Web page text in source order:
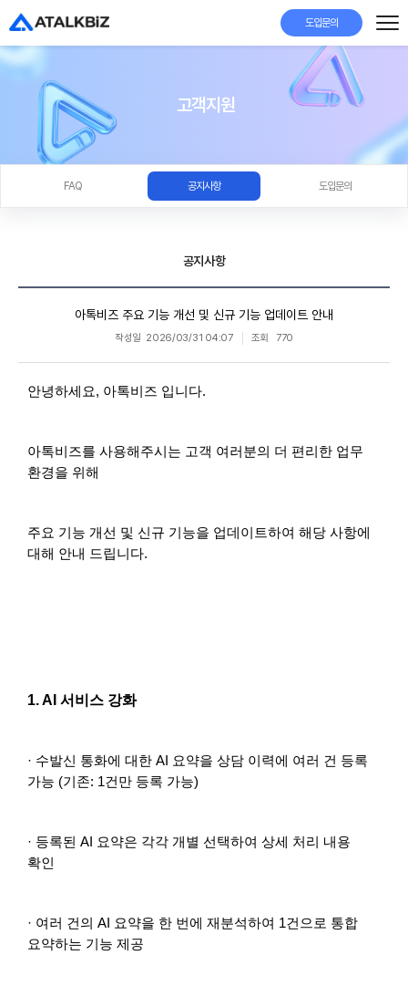
도입문의
고객지원
FAQ 공지사항 도입문의
공지사항
아톡비즈 주요 기능 개선 및 신규 기능 업데이트 안내
작성일 2026/03/31 04:07 조회 770
안녕하세요, 아톡비즈 입니다.
아톡비즈를 사용해주시는 고객 여러분의 더 편리한 업무
환경을 위해
주요 기능 개선 및 신규 기능을 업데이트하여 해당 사항에
대해 안내 드립니다.
1. AI 서비스 강화
· 수발신 통화에 대한 AI 요약을 상담 이력에 여러 건 등록
가능 (기존: 1건만 등록 가능)
· 등록된 AI 요약은 각각 개별 선택하여 상세 처리 내용
확인
· 여러 건의 AI 요약을 한 번에 재분석하여 1건으로 통합
요약하는 기능 제공